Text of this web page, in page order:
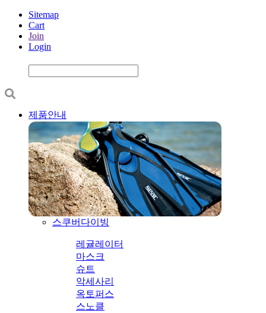
Sitemap
Cart
Join
Login
제품안내
스쿠버다이빙
레귤레이터
마스크
슈트
악세사리
옥토퍼스
스노클